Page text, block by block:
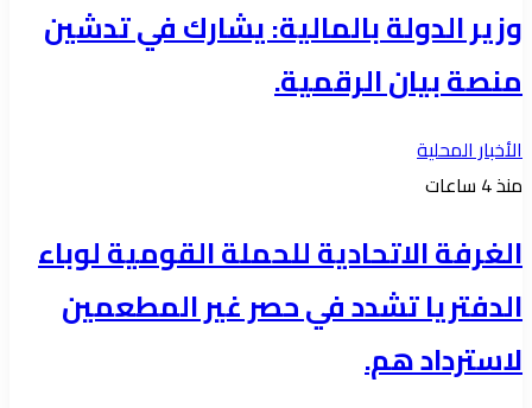
وزير الدولة بالمالية: يشارك في تدشين
منصة بيان الرقمية.
الأخبار المحلية
منذ 4 ساعات
الغرفة الاتحادية للحملة القومية لوباء
الدفتريا تشدد في حصر غير المطعمين
لاسترداد هم.